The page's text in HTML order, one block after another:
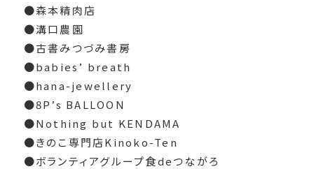
●森本精肉店
●溝口農園
●古書みつづみ書房
●babies’ breath
●hana-jewellery
●8P’s BALLOON
●Nothing but KENDAMA
●きのこ専門店Kinoko-Ten
●ボランティアグループ食deつながろ